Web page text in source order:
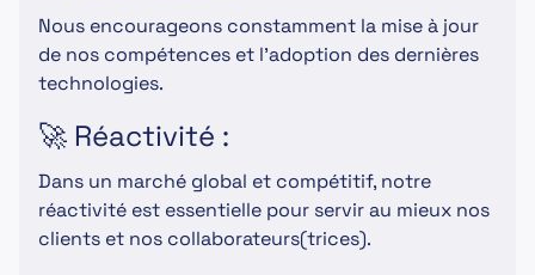
Nous encourageons constamment la mise à jour
de nos compétences et l'adoption des dernières
technologies.
🚀 Réactivité :
Dans un marché global et compétitif, notre
réactivité est essentielle pour servir au mieux nos
clients et nos collaborateurs(trices).